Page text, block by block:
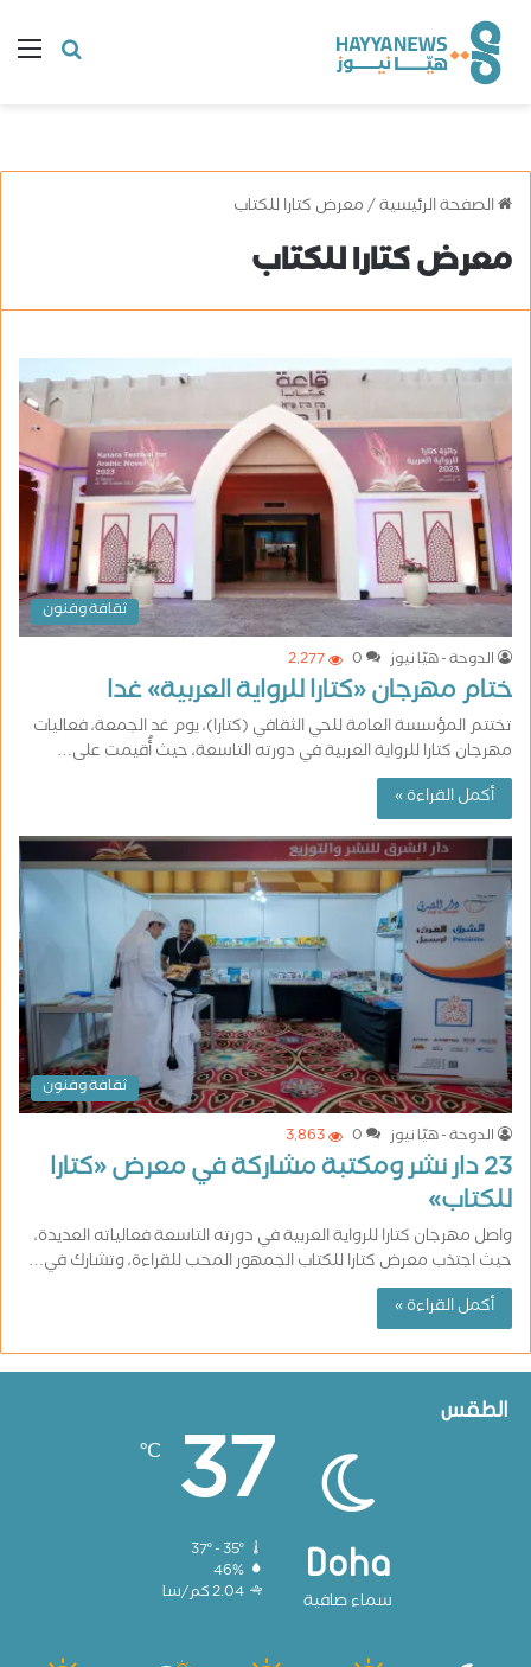
البحث
الصفحة الرئيسية/معرض كتارا للكتاب
معرض كتارا للكتاب
ثقافة وفنون
الدوحة - هيّا نيوز
0 2٬277
ختام مهرجان «كتارا للرواية العربية» غدا
تختتم المؤسسة العامة للحي الثقافي (كتارا)، يوم غد الجمعة، فعاليات
مهرجان كتارا للرواية العربية في دورته التاسعة، حيث أُقيمت على…
أكمل القراءة »
ثقافة وفنون
الدوحة - هيّا نيوز
0 3٬863
23 دار نشر ومكتبة مشاركة في معرض «كتارا
للكتاب»
واصل مهرجان كتارا للرواية العربية في دورته التاسعة فعالياته العديدة،
حيث اجتذب معرض كتارا للكتاب الجمهور المحب للقراءة، وتشارك في…
أكمل القراءة »
الطقس
Doha
سماء صافية
37
℃
46%
2.04 كم/سا